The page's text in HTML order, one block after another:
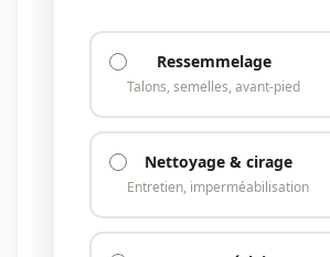
Ressemmelage
Talons, semelles, avant-pied
Nettoyage & cirage
Entretien, imperméabilisation